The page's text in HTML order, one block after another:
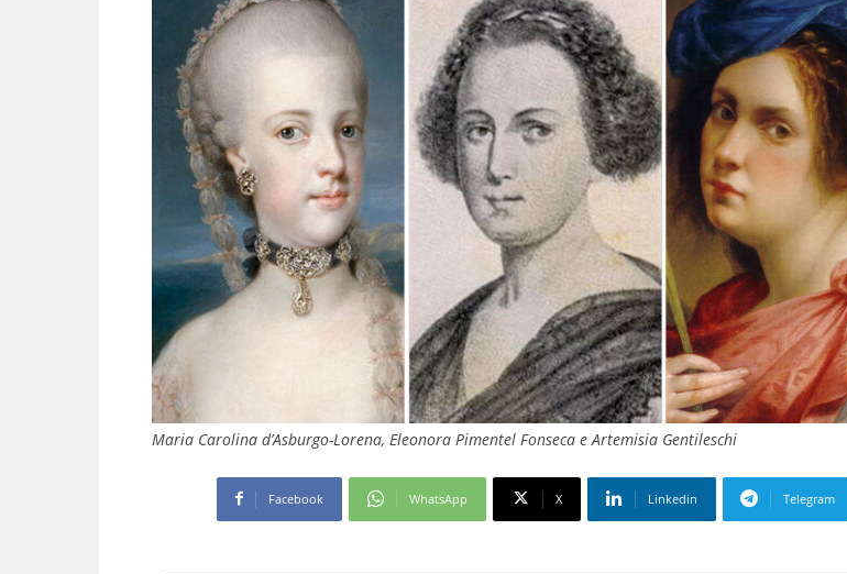
Maria Carolina d’Asburgo-Lorena, Eleonora Pimentel Fonseca e Artemisia Gentileschi
Facebook WhatsApp X Linkedin Telegram